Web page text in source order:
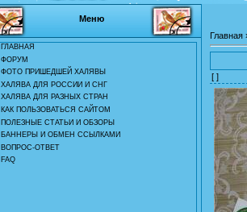
Меню
ГЛАВНАЯ
ФОРУМ
ФОТО ПРИШЕДШЕЙ ХАЛЯВЫ
ХАЛЯВА ДЛЯ РОССИИ И СНГ
ХАЛЯВА ДЛЯ РАЗНЫХ СТРАН
КАК ПОЛЬЗОВАТЬСЯ САЙТОМ
ПОЛЕЗНЫЕ СТАТЬИ И ОБЗОРЫ
БАННЕРЫ И ОБМЕН ССЫЛКАМИ
ВОПРОС-ОТВЕТ
FAQ
Главная
[ ]